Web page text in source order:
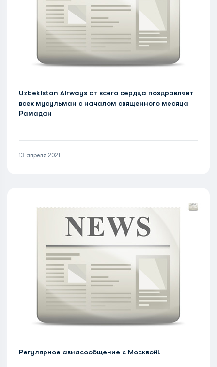
Uzbekistan Airways от всего сердца поздравляет
всех мусульман с началом священного месяца
Рамадан
13 апреля 2021
Регулярное авиасообщение с Москвой!